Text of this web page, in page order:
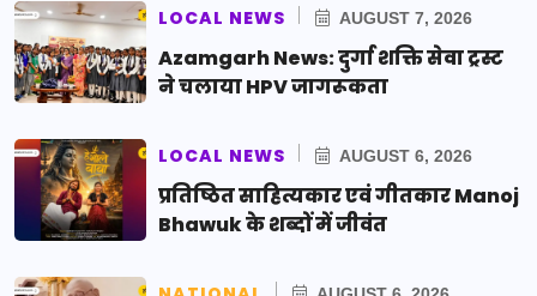
LOCAL NEWS AUGUST 7, 2026
Azamgarh News: दुर्गा शक्ति सेवा ट्रस्ट
ने चलाया HPV जागरूकता
LOCAL NEWS AUGUST 6, 2026
प्रतिष्ठित साहित्यकार एवं गीतकार Manoj
Bhawuk के शब्दों में जीवंत